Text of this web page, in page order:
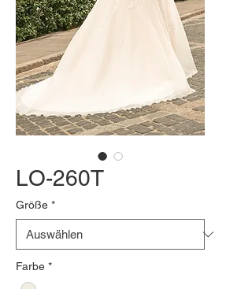
LO-260T
Größe *
Farbe *